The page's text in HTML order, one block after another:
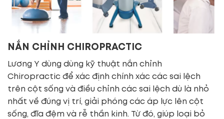
NẮN CHỈNH CHIROPRACTIC
Lương Y dùng dùng kỹ thuật nắn chỉnh
Chiropractic để xác định chính xác các sai lệch
trên cột sống và điều chỉnh các sai lệch dù là nhỏ
nhất về đúng vị trí, giải phóng các áp lực lên cột
sống, đĩa đệm và rễ thần kinh. Từ đó, giúp loại bỏ